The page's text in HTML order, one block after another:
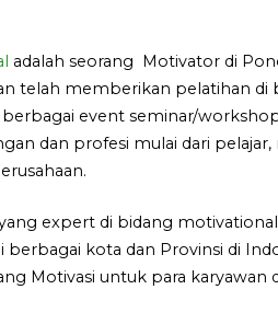
adalah seorang Motivator di
telah memberikan pelatihan di
event seminar/
dan profesi mulai dari pelajar,
expert di bidang motivational
kota dan Provinsi di
Motivasi untuk para karyawan